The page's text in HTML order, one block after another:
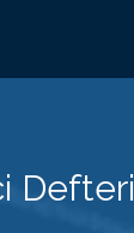
Defteri